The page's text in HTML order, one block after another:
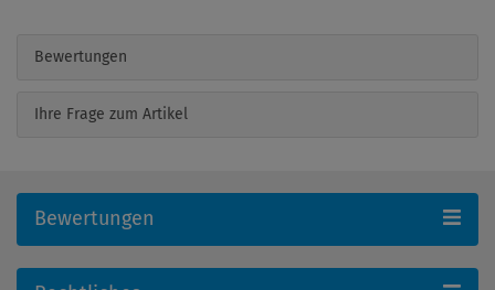
Bewertungen
Ihre Frage zum Artikel
Bewertungen